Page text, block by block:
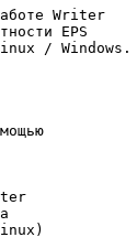
Writer
EPS
/ Windows.